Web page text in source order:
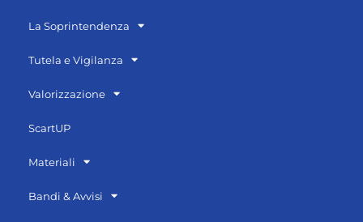
La Soprintendenza
Tutela e Vigilanza
Valorizzazione
ScartUP
Materiali
Bandi & Avvisi